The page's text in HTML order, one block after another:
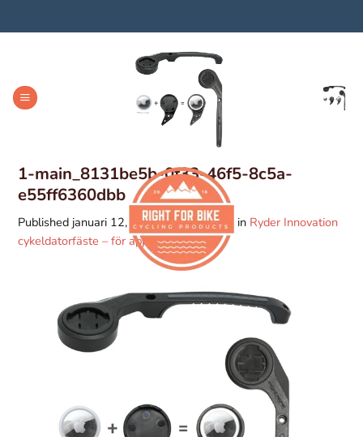
1-main_8131be5b-0f33-46f5-8c5a-
e55ff6360dbb
Published januari 12, 2025at600 × 600 in Ryder Innovation
cykeldatorfäste – för apple tag